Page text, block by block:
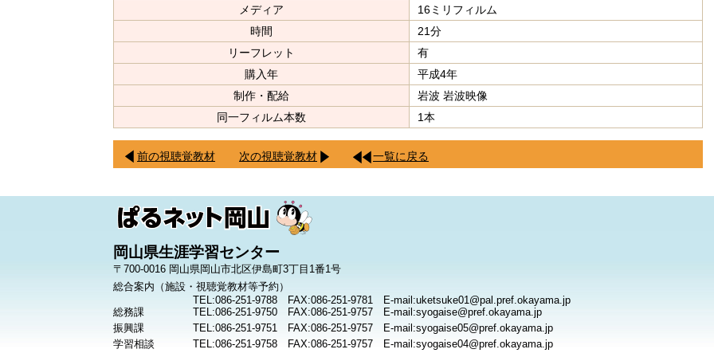
メディア
16ミリフィルム
時間
21分
リーフレット
有
購入年
平成4年
制作・配給
岩波 岩波映像
同一フィルム本数
1本
前の視聴覚教材 次の視聴覚教材 一覧に戻る
岡山県生涯学習センター
〒700-0016 岡山県岡山市北区伊島町3丁目1番1号
総合案内（施設・視聴覚教材等予約）
TEL:086-251-9788 FAX:086-251-9781 E-mail:uketsuke01@pal.pref.okayama.jp
総務課
TEL:086-251-9750 FAX:086-251-9757 E-mail:syogaise@pref.okayama.jp
振興課
TEL:086-251-9751 FAX:086-251-9757 E-mail:syogaise05@pref.okayama.jp
学習相談
TEL:086-251-9758 FAX:086-251-9757 E-mail:syogaise04@pref.okayama.jp